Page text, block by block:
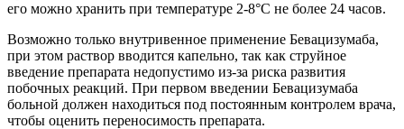
его можно хранить при температуре 2-8°С не более 24 часов.
Возможно только внутривенное применение Бевацизумаба,
при этом раствор вводится капельно, так как струйное
введение препарата недопустимо из-за риска развития
побочных реакций. При первом введении Бевацизумаба
больной должен находиться под постоянным контролем врача,
чтобы оценить переносимость препарата.